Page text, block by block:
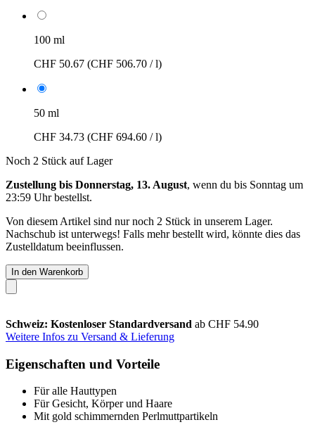
100 ml
CHF 50.67 (CHF 506.70 / l)
50 ml
CHF 34.73 (CHF 694.60 / l)
Noch 2 Stück auf Lager
Zustellung bis Donnerstag, 13. August, wenn du bis Sonntag um
23:59 Uhrbestellst.
Von diesem Artikel sind nur noch 2 Stück in unserem Lager.
Nachschub ist unterwegs! Falls mehr bestellt wird, könnte dies das
Zustelldatum beeinflussen.
In den Warenkorb
Schweiz: Kostenloser Standardversand ab CHF 54.90
Weitere Infos zu Versand & Lieferung
Eigenschaften und Vorteile
Für alle Hauttypen
Für Gesicht, Körper und Haare
Mit gold schimmernden Perlmuttpartikeln